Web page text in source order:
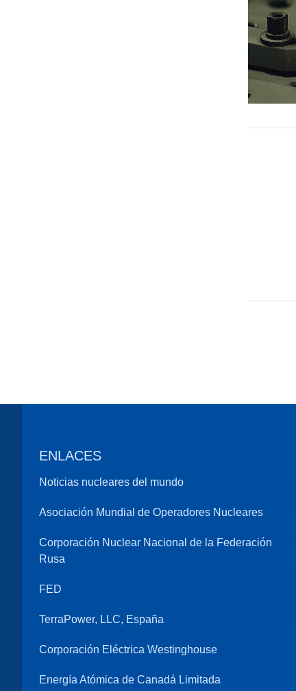
ENLACES
Noticias nucleares del mundo
Asociación Mundial de Operadores Nucleares
Corporación Nuclear Nacional de la Federación
Rusa
FED
TerraPower, LLC, España
Corporación Eléctrica Westinghouse
Energía Atómica de Canadá Limitada